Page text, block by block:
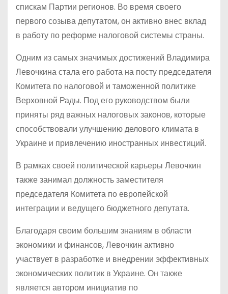
спискам Партии регионов. Во время своего
первого созыва депутатом, он активно внес вклад
в работу по реформе налоговой системы страны.
Одним из самых значимых достижений Владимира
Левочкина стала его работа на посту председателя
Комитета по налоговой и таможенной политике
Верховной Рады. Под его руководством были
приняты ряд важных налоговых законов, которые
способствовали улучшению делового климата в
Украине и привлечению иностранных инвестиций.
В рамках своей политической карьеры Левочкин
также занимал должность заместителя
председателя Комитета по европейской
интеграции и ведущего бюджетного депутата.
Благодаря своим большим знаниям в области
экономики и финансов, Левочкин активно
участвует в разработке и внедрении эффективных
экономических политик в Украине. Он также
является автором инициатив по